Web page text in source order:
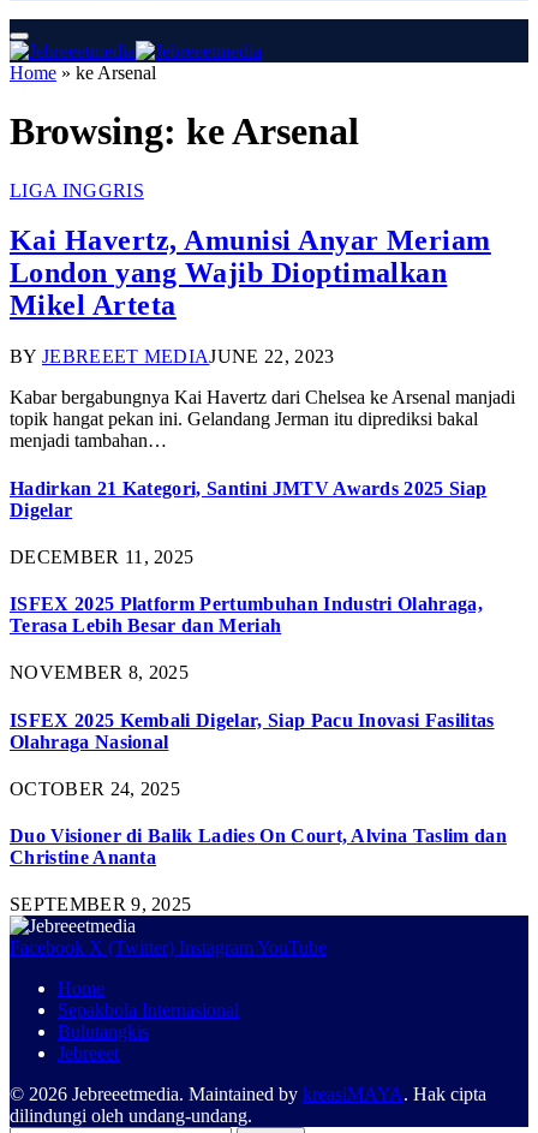
Home » ke Arsenal
Browsing: ke Arsenal
LIGA INGGRIS
Kai Havertz, Amunisi Anyar Meriam
London yang Wajib Dioptimalkan
Mikel Arteta
BY JEBREEET MEDIAJUNE 22, 2023
Kabar bergabungnya Kai Havertz dari Chelsea ke Arsenal manjadi
topik hangat pekan ini. Gelandang Jerman itu diprediksi bakal
menjadi tambahan…
Hadirkan 21 Kategori, Santini JMTV Awards 2025 Siap
Digelar
DECEMBER 11, 2025
ISFEX 2025 Platform Pertumbuhan Industri Olahraga,
Terasa Lebih Besar dan Meriah
NOVEMBER 8, 2025
ISFEX 2025 Kembali Digelar, Siap Pacu Inovasi Fasilitas
Olahraga Nasional
OCTOBER 24, 2025
Duo Visioner di Balik Ladies On Court, Alvina Taslim dan
Christine Ananta
SEPTEMBER 9, 2025
Facebook X (Twitter) InstagramYouTube
Home
Sepakbola Internasional
Bulutangkis
Jebreeet
© 2026 Jebreeetmedia. Maintained by kreasiMAYA. Hak cipta
dilindungi oleh undang-undang.